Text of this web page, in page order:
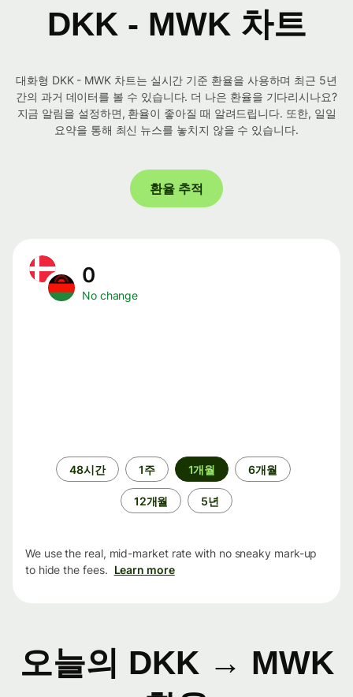
DKK - MWK 차트
대화형 DKK - MWK 차트는 실시간 기준 환율을 사용하며 최근 5년
간의 과거 데이터를 볼 수 있습니다. 더 나은 환율을 기다리시나요?
지금 알림을 설정하면, 환율이 좋아질 때 알려드립니다. 또한, 일일
요약을 통해 최신 뉴스를 놓치지 않을 수 있습니다.
환율 추적
0
No change
48시간 1주 1개월 6개월
12개월 5년
We use the real, mid-market rate with no sneaky mark-up
to hide the fees. Learn more
오늘의 DKK → MWK